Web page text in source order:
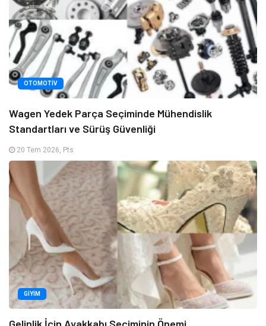
OTOMOTIV
Wagen Yedek Parça Seçiminde Mühendislik
Standartları ve Sürüş Güvenliği
20 Tem 2026, Pts
GIYIM